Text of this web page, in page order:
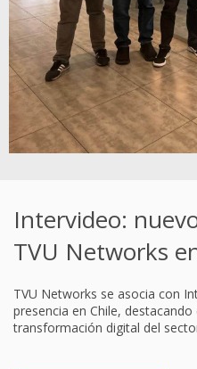
Intervideo:
TVU Networks
TVU Networks se asocia con
presencia en Chile,
transformación digital del